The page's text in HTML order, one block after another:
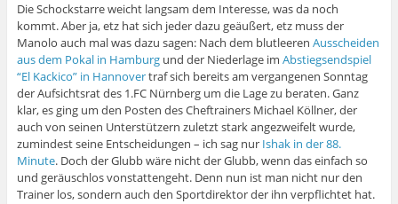
Die Schockstarre weicht langsam dem Interesse, was da noch
kommt. Aber ja, etz hat sich jeder dazu geäußert, etz muss der
Manolo auch mal was dazu sagen: Nach dem blutleeren Ausscheiden
aus dem Pokal in Hamburgund der Niederlage im Abstiegsendspiel
“El Kackico” in Hannovertraf sich bereits am vergangenen Sonntag
der Aufsichtsrat des 1.FC Nürnberg um die Lage zu beraten. Ganz
klar, es ging um den Posten des Cheftrainers Michael Köllner, der
auch von seinen Unterstützern zuletzt stark angezweifelt wurde,
zumindest seine Entscheidungen – ich sag nur Ishak in der 88.
Minute. Doch der Glubb wäre nicht der Glubb, wenn das einfach so
und geräuschlos vonstattengeht. Denn nun ist man nicht nur den
Trainer los, sondern auch den Sportdirektor der ihn verpflichtet hat.